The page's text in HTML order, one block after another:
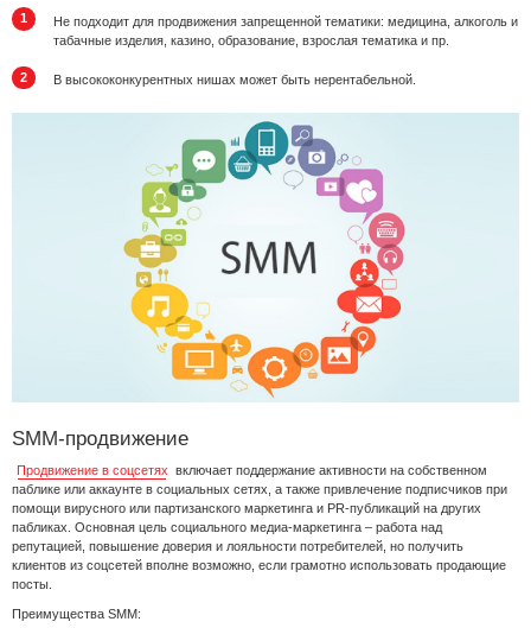
Не подходит для продвижения запрещенной тематики: медицина, алкоголь и
табачные изделия, казино, образование, взрослая тематика и пр.
В высококонкурентных нишах может быть нерентабельной.
SMM-продвижение
Продвижение в соцсетях включает поддержание активности на собственном
паблике или аккаунте в социальных сетях, а также привлечение подписчиков при
помощи вирусного или партизанского маркетинга и PR-публикаций на других
пабликах. Основная цель социального медиа-маркетинга – работа над
репутацией, повышение доверия и лояльности потребителей, но получить
клиентов из соцсетей вполне возможно, если грамотно использовать продающие
посты.
Преимущества SMM: